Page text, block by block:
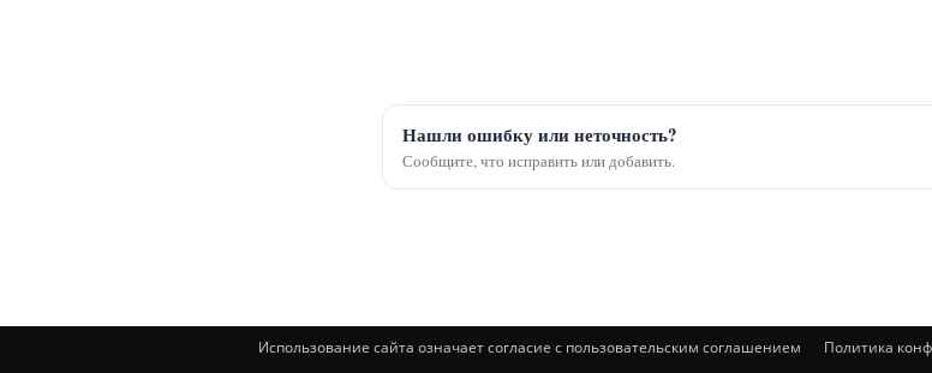
Нашли ошибку или неточность?
Сообщите, что исправить или добавить.
Использование сайта означает согласие с пользовательским соглашением Политика